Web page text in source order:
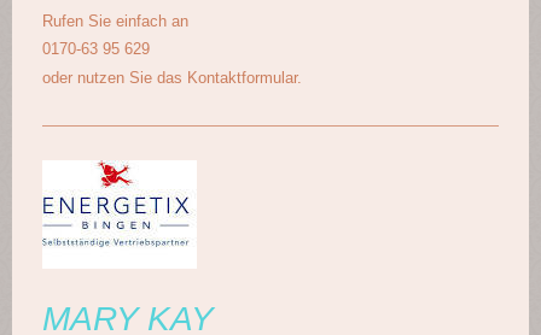
Rufen Sie einfach an
0170-63 95 629
oder nutzen Sie das Kontaktformular.
MARY KAY